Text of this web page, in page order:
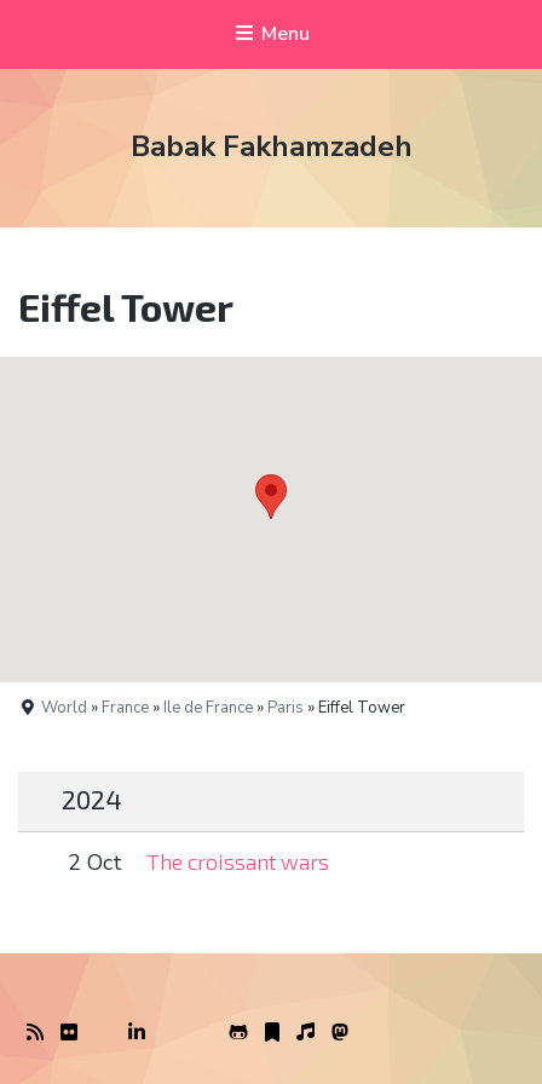
Menu
Babak Fakhamzadeh
Eiffel Tower
World » France » Ile de France » Paris » Eiffel Tower
2024
2 Oct The croissant wars